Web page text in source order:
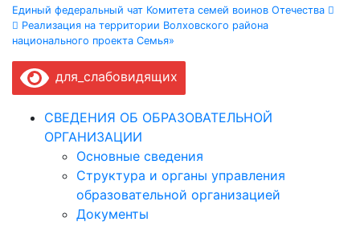
Навигация
по
записям
Единый федеральный чат Комитета семей воинов Отечества
Реализация на территории Волховского района
национального проекта Семья»
для_слабовидящих
СВЕДЕНИЯ ОБ ОБРАЗОВАТЕЛЬНОЙ
ОРГАНИЗАЦИИ
Основные сведения
Структура и органы управления
образовательной организацией
Документы